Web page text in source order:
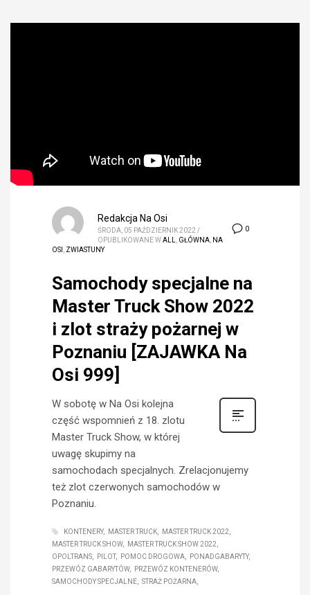
0
Redakcja Na Osi
ŚRODA, 05 PAŹDZIERNIK 2022 /
OPUBLIKOWANE WALL GŁÓWNA NA
OSI
ZWIASTUNY
Samochody specjalne na
Master Truck Show 2022
i zlot straży pożarnej w
Poznaniu [ZAJAWKA Na
Osi 999]
W sobotę w Na Osi kolejna
część wspomnień z 18. zlotu
Master Truck Show, w której
uwagę skupimy na
samochodach specjalnych. Zrelacjonujemy
też zlot czerwonych samochodów w
Poznaniu.
KONTENERY MASTER TRUCK
MASTER TRUCK 2022
MASTER TRUCK SHOW
MASTER TRUCK SHOW 2022
OPOLTRANS
PILOT POMOC DROGOWA
PONADGABARYTY
PRZEWÓZ GABARYTÓW
PRZEWÓZ KONTENERÓW
SAMOCHODY SPECJALNE
STRAŻ POŻARNA